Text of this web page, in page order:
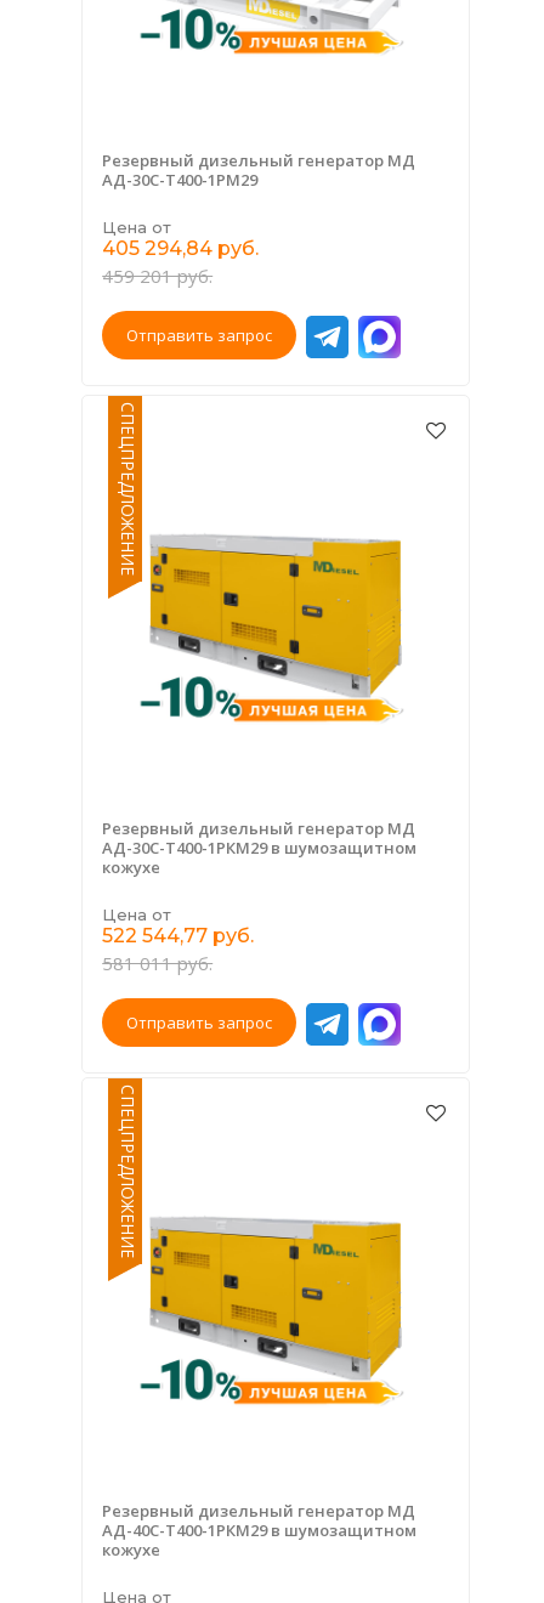
Резервный дизельный генератор МД
АД-30С-Т400-1РМ29
Цена от
405 294,84 руб.
459 201 руб.
Отправить запрос
СПЕЦПРЕДЛОЖЕНИЕ
Резервный дизельный генератор МД
АД-30С-Т400-1РКМ29 в шумозащитном
кожухе
Цена от
522 544,77 руб.
581 011 руб.
Отправить запрос
СПЕЦПРЕДЛОЖЕНИЕ
Резервный дизельный генератор МД
АД-40С-Т400-1РКМ29 в шумозащитном
кожухе
Цена от